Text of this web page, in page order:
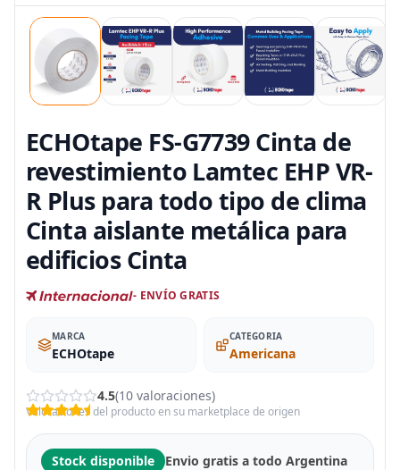
ECHOtape FS-G7739 Cinta de
revestimiento Lamtec EHP VR-
R Plus para todo tipo de clima
Cinta aislante metálica para
edificios Cinta
- ENVÍO GRATIS
MARCA
ECHOtape
CATEGORIA
Americana
4.5(10 valoraciones)
Valoraciones del producto en su marketplace de origen
Stock disponible Envio gratis a todo Argentina